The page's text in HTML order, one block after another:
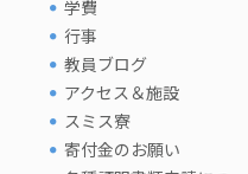
学費
行事
教員ブログ
アクセス＆施設
スミス寮
寄付金のお願い